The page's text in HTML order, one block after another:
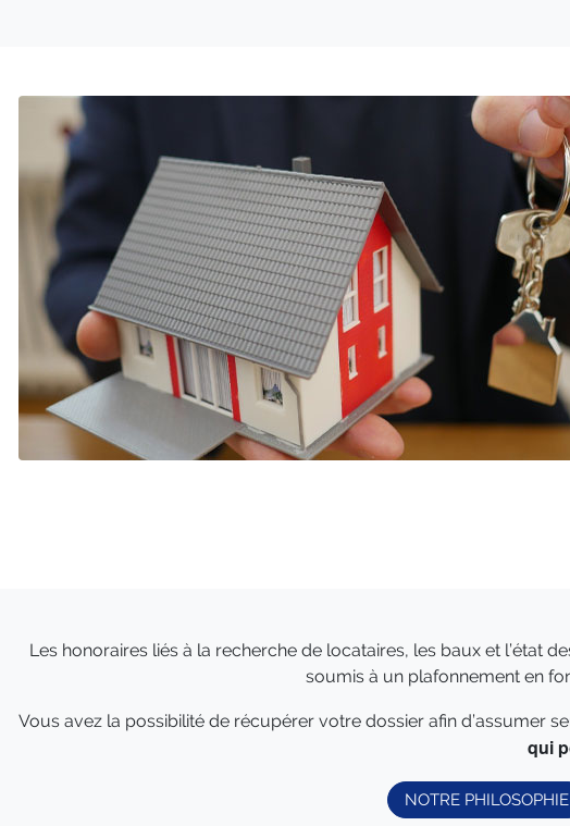
Les honoraires liés à la recherche de locataires, les baux et l’état
soumis à un plafonnement en
Vous avez la possibilité de récupérer votre dossier afin d’assumer
qui
NOTRE PHILOSOPHIE